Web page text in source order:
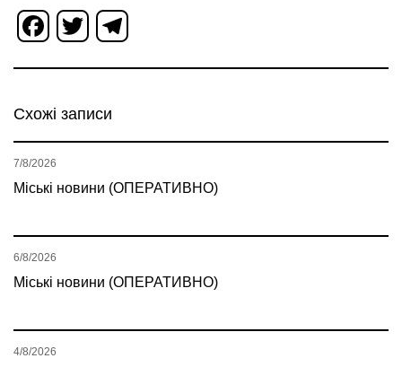
Facebook
Twitter
Схожі записи
Міські новини (ОПЕРАТИВНО)
7/8/2026
Міські новини (ОПЕРАТИВНО)
6/8/2026
4/8/2026